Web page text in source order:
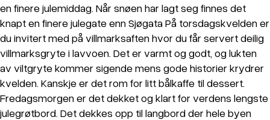
en finere julemiddag. Når snøen har lagt seg finnes det
knapt en finere julegate enn Sjøgata På torsdagskvelden er
du invitert med på villmarksaften hvor du får servert deilig
villmarksgryte i lavvoen. Det er varmt og godt, og lukten
av viltgryte kommer sigende mens gode historier krydrer
kvelden. Kanskje er det rom for litt bålkaffe til dessert.
Fredagsmorgen er det dekket og klart for verdens lengste
julegrøtbord. Det dekkes opp til langbord der hele byen